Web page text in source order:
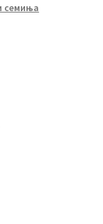
семиња